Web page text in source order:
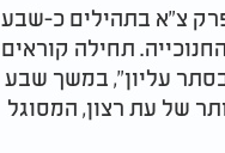
צ"א בתהילים כ-שבע
תחילה קוראים
עליון", במשך שבע
של עת רצון, המסוגל